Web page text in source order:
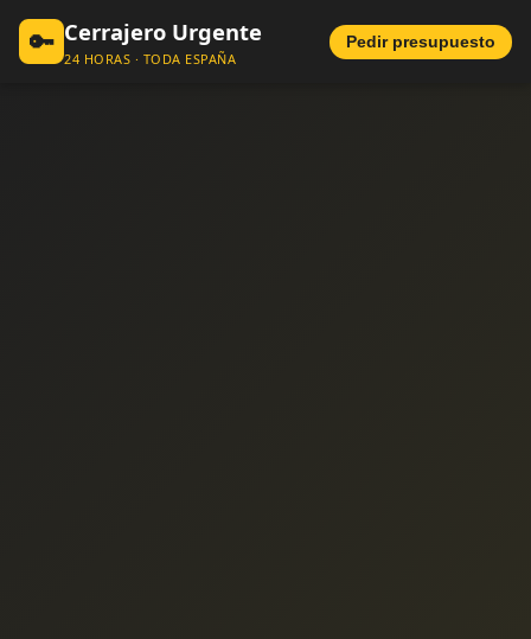
🔑 Cerrajero Urgente
24 HORAS · TODA ESPAÑA
Pedir presupuesto